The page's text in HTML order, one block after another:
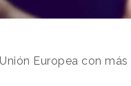
Europea con más